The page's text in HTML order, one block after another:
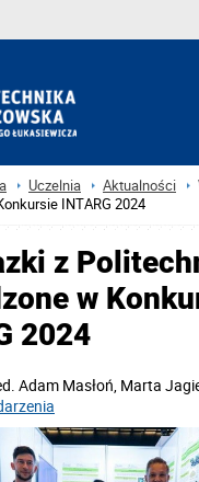
Uczelnia Aktualności
INTARG 2024
z
w
2024
Adam Masłoń, Marta